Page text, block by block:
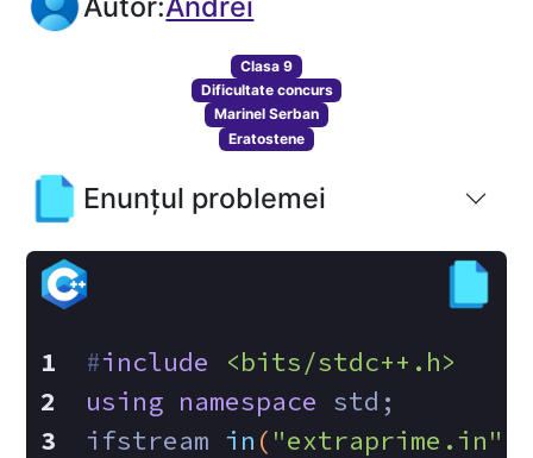
Clasa 9
Dificultate concurs
Marinel Serban
Eratostene
Enunțul problemei
#include
<bits/stdc++.h>
using namespace std;
ifstream in ( "extraprime.in"